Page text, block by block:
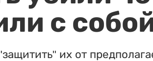
с
их от